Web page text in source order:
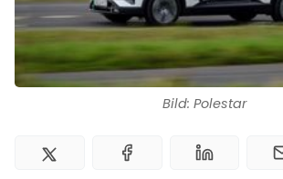
Bild: Polestar